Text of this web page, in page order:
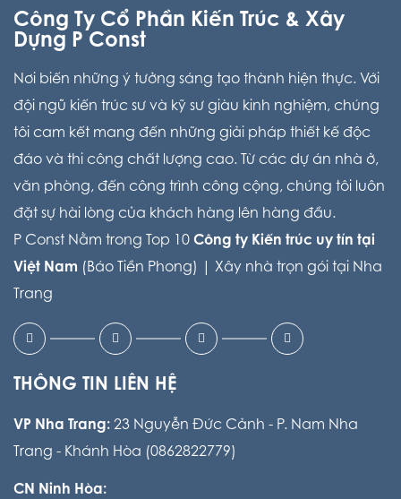
Công Ty Cổ Phần Kiến Trúc & Xây
Dựng P Const
Nơi biến những ý tưởng sáng tạo thành hiện thực. Với
đội ngũ kiến trúc sư và kỹ sư giàu kinh nghiệm, chúng
tôi cam kết mang đến những giải pháp thiết kế độc
đáo và thi công chất lượng cao. Từ các dự án nhà ở,
văn phòng, đến công trình công cộng, chúng tôi luôn
đặt sự hài lòng của khách hàng lên hàng đầu.
P Const Nằm trong Top 10 Công ty Kiến trúc uy tín tại
Việt Nam (Báo Tiền Phong) | Xây nhà trọn gói tại Nha
Trang
THÔNG TIN LIÊN HỆ
VP Nha Trang: 23 Nguyễn Đức Cảnh - P. Nam Nha
Trang - Khánh Hòa (0862822779)
CN Ninh Hòa: